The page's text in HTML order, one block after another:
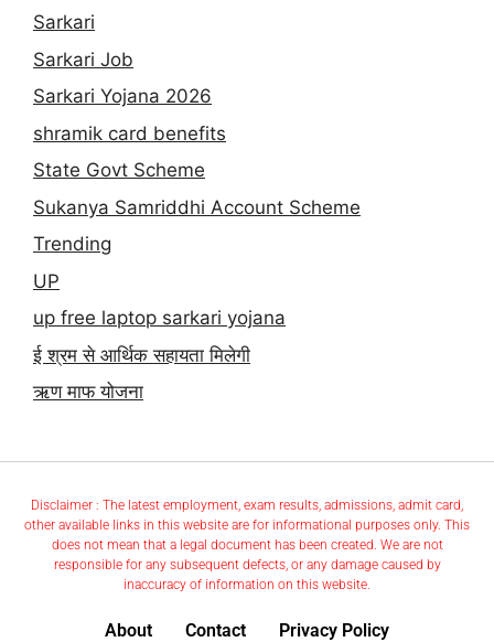
Sarkari
Sarkari Job
Sarkari Yojana 2026
shramik card benefits
State Govt Scheme
Sukanya Samriddhi Account Scheme
Trending
UP
up free laptop sarkari yojana
ई श्रम से आर्थिक सहायता मिलेगी
ऋण माफ योजना
Disclaimer : The latest employment, exam results, admissions, admit card,
other available links in this website are for informational purposes only. This
does not mean that a legal document has been created. We are not
responsible for any subsequent defects, or any damage caused by
inaccuracy of information on this website.
About Contact Privacy Policy